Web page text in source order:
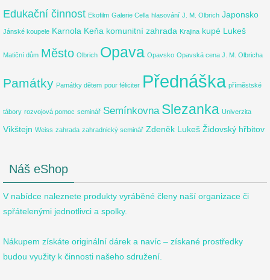
Edukační činnost Ekofilm Galerie Cella hlasování J. M. Olbrich Japonsko
Jánské koupele Karnola Keňa komunitní zahrada Krajina kupé Lukeš
Matiční dům Město Olbrich Opava Opavsko Opavská cena J. M. Olbricha
Památky Památky dětem pour féliciter Přednáška příměstské
tábory rozvojová pomoc seminář Semínkovna Slezanka Univerzita
Vikštejn Weiss zahrada zahradnický seminář Zdeněk Lukeš Židovský hřbitov
Náš eShop
V nabídce naleznete produkty vyráběné členy naší organizace či
spřátelenými jednotlivci a spolky.
Nákupem získáte originální dárek a navíc – získané prostředky
budou využity k činnosti našeho sdružení.